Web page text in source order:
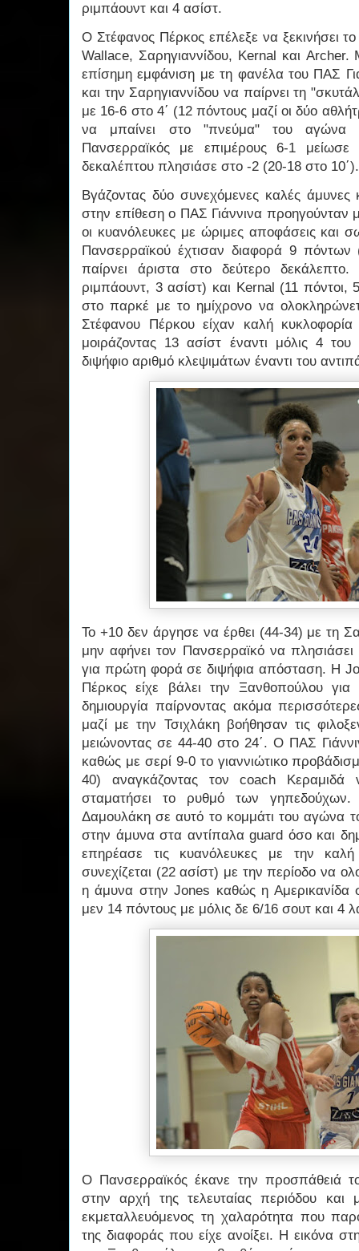
ριμπάουντ και 4 ασίστ.
Ο Στέφανος Πέρκος επέλεξε να ξεκινήσει
Wallace, Σαρηγιαννίδου, Kernal και
επίσημη εμφάνιση με τη φανέλα του ΠΑΣ
και την Σαρηγιαννίδου να παίρνει τη
με 16-6 στο 4΄ (12 πόντους μαζί οι δύο
να μπαίνει στο "πνεύμα" του αγώνα
Πανσερραϊκός με επιμέρους 6-1
δεκαλέπτου πλησιάσε στο -2 (20-18 στο 10΄).
Βγάζοντας δύο συνεχόμενες καλές
στην επίθεση ο ΠΑΣ Γιάννινα προηγούνταν
οι κυανόλευκες με ώριμες αποφάσεις και
Πανσερραϊκού έχτισαν διαφορά 9
παίρνει άριστα στο δεύτερο
ριμπάουντ, 3 ασίστ) και Kernal (11 πόντοι,
στο παρκέ με το ημίχρονο να
Στέφανου Πέρκου είχαν καλή
μοιράζοντας 13 ασίστ έναντι μόλις 4
διψήφιο αριθμό κλεψιμάτων έναντι του
Το +10 δεν άργησε να έρθει (44-34) με τη
μην αφήνει τον Πανσερραϊκό να
για πρώτη φορά σε διψήφια απόσταση. Η
Πέρκος είχε βάλει την Ξανθοπούλου
δημιουργία παίρνοντας ακόμα
μαζί με την Τσιχλάκη βοήθησαν τις
μειώνοντας σε 44-40 στο 24΄. Ο ΠΑΣ
καθώς με σερί 9-0 το γιαννιώτικο
40) αναγκάζοντας τον coach
σταματήσει το ρυθμό των
Δαμουλάκη σε αυτό το κομμάτι του αγώνα
στην άμυνα στα αντίπαλα guard όσο και
επηρέασε τις κυανόλευκες με την
συνεχίζεται (22 ασίστ) με την περίοδο να
η άμυνα στην Jones καθώς η Αμερικανίδα
μεν 14 πόντους με μόλις δε 6/16 σουτ και 4
Ο Πανσερραϊκός έκανε την προσπάθειά
στην αρχή της τελευταίας περιόδου
εκμεταλλευόμενος τη χαλαρότητα που
της διαφοράς που είχε ανοίξει. Η εικόνα